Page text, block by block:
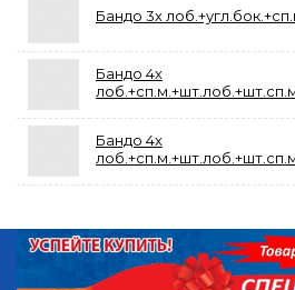
Бандо 3х
Бандо 4х
Бандо 4х